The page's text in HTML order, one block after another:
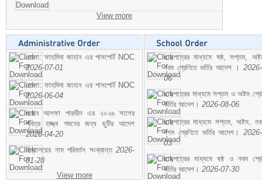
View more
মোসা: ফাহমিদা জাহান এর পাসপোর্ট NOC
2026-07-01
মোসা: ফাহমিদা জাহান এর পাসপোর্ট NOC
2026-06-04
জনাব আলফা পারভীন এর ২০২৬ সালের
পবিত্র হজ্জ্ব গমনের জন্য ছুটির আদেশ
2026-04-20
বিদ্যালয়ের নাম পরিবর্তন সংক্রান্ত 2026-
01-28
View more
ছাড়পত্রের মাধ্যমে ষষ্ঠ, সপ্তম,
নবম শ্রেণিতে ভর্তির আদেশ ।
06
ছাড়পত্রের মাধ্যমে সপ্তম ও অষ্টম
ভর্তির আদেশ। 2026-08-06
ছাড়পত্রের মাধ্যমে সপ্তম, অষ্টম,
দশম শ্রেণিতে ভর্তির আদেশ।
03
ছাড়পত্রের মাধ্যমে ষষ্ঠ ও নবম
ভর্তির আদেশ। 2026-07-30